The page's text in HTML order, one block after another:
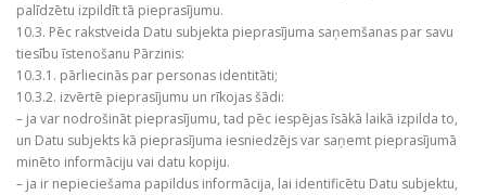
palīdzētu izpildīt tā pieprasījumu.
10.3. Pēc rakstveida Datu subjekta pieprasījuma saņemšanas par savu
tiesību īstenošanu Pārzinis:
10.3.1. pārliecinās par personas identitāti;
10.3.2. izvērtē pieprasījumu un rīkojas šādi:
– ja var nodrošināt pieprasījumu, tad pēc iespējas īsākā laikā izpilda to,
un Datu subjekts kā pieprasījuma iesniedzējs var saņemt pieprasījumā
minēto informāciju vai datu kopiju.
– ja ir nepieciešama papildus informācija, lai identificētu Datu subjektu,